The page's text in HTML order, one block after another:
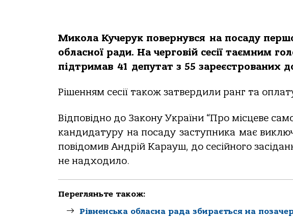
Микола Кучерук повернувся на посаду
обласної ради. На черговій сесії таємним
підтримав 41 депутат з 55 зареєстрованих
Рішенням сесії також затвердили ранг та
Відповідно до Закону України “Про місцеве
кандидатуру на посаду заступника має
повідомив Андрій Карауш, до сесійного
не надходило.
Перегляньте також:
Рівненська обласна рада збирається на